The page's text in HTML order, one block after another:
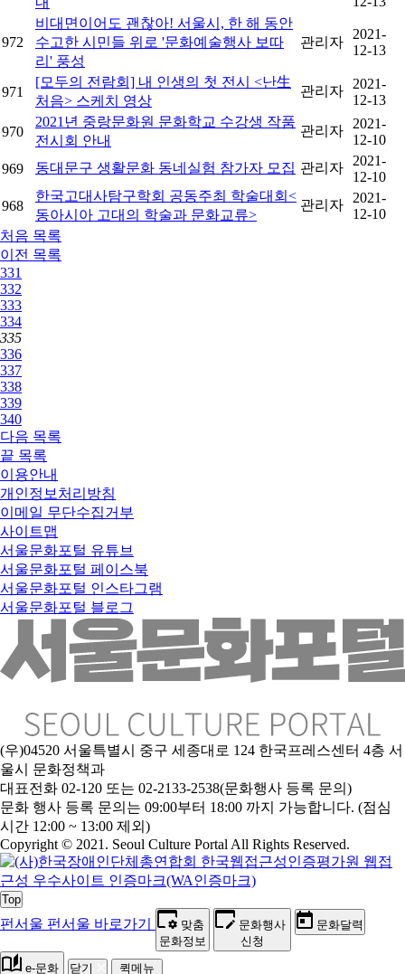
972
비대면이어도 괜찮아! 서울시, 한 해 동안
수고한 시민들 위로 '문화예술행사 보따
리' 풍성
관리자
2021-
12-13
971
[모두의 전람회] 내 인생의 첫 전시 <난生
처음> 스케치 영상
관리자
2021-
12-13
970
2021년 중랑문화원 문화학교 수강생 작품
전시회 안내
관리자
2021-
12-10
969
동대문구 생활문화 동네실험 참가자 모집 관리자
2021-
12-10
968
한국고대사탐구학회 공동주최 학술대회<
동아시아 고대의 학술과 문화교류>
관리자
2021-
12-10
처음 목록
이전 목록
331
332
333
334
335
336
337
338
339
340
다음 목록
끝 목록
이용안내
개인정보처리방침
이메일 무단수집거부
사이트맵
서울문화포털 유튜브
서울문화포털 페이스북
서울문화포털 인스타그램
서울문화포털 블로그
(우)04520 서울특별시 중구 세종대로 124 한국프레스센터 4층 서
울시 문화정책과
대표전화 02-120 또는 02-2133-2538(문화행사 등록 문의)
문화 행사 등록 문의는 09:00부터 18:00 까지 가능합니다. (점심
시간 12:00 ~ 13:00 제외)
Copyright © 2021. Seoul Culture Portal All Rights Reserved.
Top
펀서울 펀서울 바로가기
맞춤
문화정보
문화행사
신청
문화달력
e-문화 닫기 퀵메뉴